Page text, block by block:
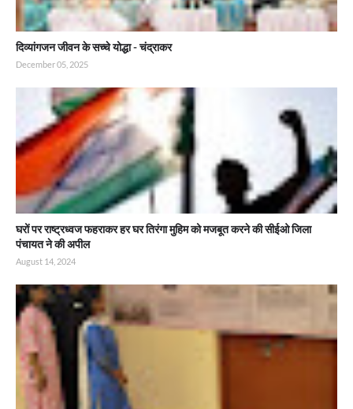
दिव्यांगजन जीवन के सच्चे योद्धा - चंद्राकर
December 05, 2025
घरों पर राष्ट्रध्वज फहराकर हर घर तिरंगा मुहिम को मजबूत करने की सीईओ जिला
पंचायत ने की अपील
August 14, 2024